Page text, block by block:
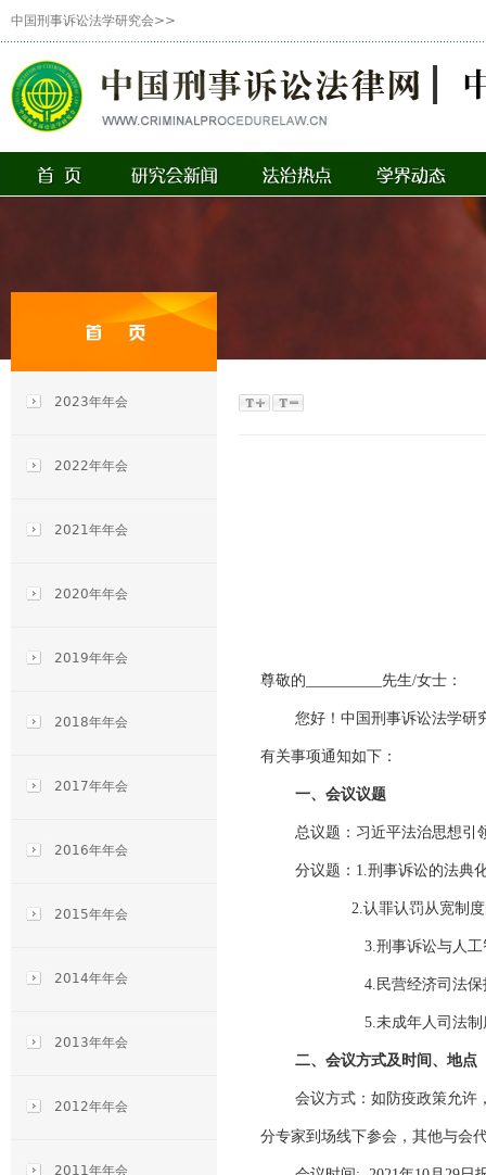
中国刑事诉讼法学研究会>>
2023年年会
2022年年会
2021年年会
2020年年会
2019年年会
2018年年会
2017年年会
2016年年会
2015年年会
2014年年会
2013年年会
2012年年会
2011年年会
尊敬的__________先生/女士：
您好！中国刑事诉讼法学研
有关事项通知如下：
一、会议议题
总议题：习近平法治思想引
分议题：1.刑事诉讼的法典
2.认罪认罚从宽制
3.刑事诉讼与人
4. 民营经济司法
5.未成年人司法制
二、会议方式及时间、地点
会议方式：如防疫政策允许
分专家到场线下参会，其他与会